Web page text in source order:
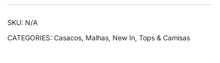
SKU: N/A
CATEGORIES: Casacos, Malhas, New In, Tops & Camisas